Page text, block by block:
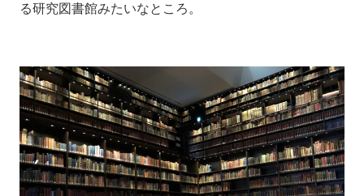
る研究図書館みたいなところ。